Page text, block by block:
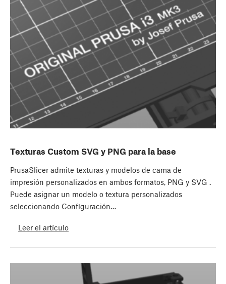
Texturas Custom SVG y PNG para la base
PrusaSlicer admite texturas y modelos de cama de
impresión personalizados en ambos formatos, PNG y SVG .
Puede asignar un modelo o textura personalizados
seleccionando Configuración…
Leer el artículo